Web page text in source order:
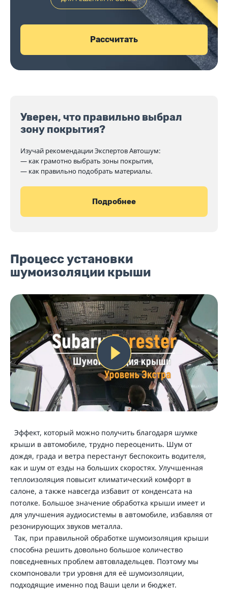
Рассчитать
Уверен, что правильно выбрал
зону покрытия?
Изучай рекомендации Экспертов Автошум:
— как грамотно выбрать зоны покрытия,
— как правильно подобрать материалы.
Подробнее
Процесс установки
шумоизоляции крыши
Эффект, который можно получить благодаря шумке
крыши в автомобиле, трудно переоценить. Шум от
дождя, града и ветра перестанут беспокоить водителя,
как и шум от езды на больших скоростях. Улучшенная
теплоизоляция повысит климатический комфорт в
салоне, а также навсегда избавит от конденсата на
потолке. Большое значение обработка крыши имеет и
для улучшения аудиосистемы в автомобиле, избавляя от
резонирующих звуков металла.
Так, при правильной обработке шумоизоляция крыши
способна решить довольно большое количество
повседневных проблем автовладельцев. Поэтому мы
скомпоновали три уровня для её шумоизоляции,
подходящие именно под Ваши цели и бюджет.